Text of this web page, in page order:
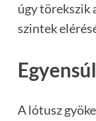
úgy törekszik
szintek
A lótusz